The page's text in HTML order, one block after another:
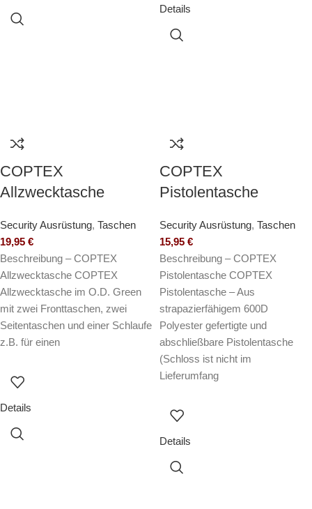
Details
COPTEX
Allzwecktasche
Security Ausrüstung, Taschen
19,95 €
Beschreibung – COPTEX
Allzwecktasche COPTEX
Allzwecktasche im O.D. Green
mit zwei Fronttaschen, zwei
Seitentaschen und einer Schlaufe
z.B. für einen
Details
COPTEX
Pistolentasche
Security Ausrüstung, Taschen
15,95 €
Beschreibung – COPTEX
Pistolentasche COPTEX
Pistolentasche – Aus
strapazierfähigem 600D
Polyester gefertigte und
abschließbare Pistolentasche
(Schloss ist nicht im
Lieferumfang
Details